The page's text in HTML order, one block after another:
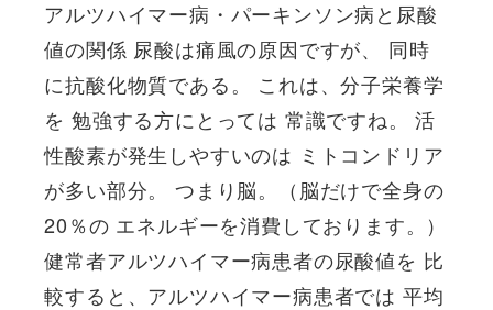
アルツハイマー病・パーキンソン病と尿酸
値の関係 尿酸は痛風の原因ですが、 同時
に抗酸化物質である。 これは、分子栄養学
を 勉強する方にとっては 常識ですね。 活
性酸素が発生しやすいのは ミトコンドリア
が多い部分。 つまり脳。（脳だけで全身の
20％の エネルギーを消費しております。）
健常者アルツハイマー病患者の尿酸値を 比
較すると、アルツハイマー病患者では 平均